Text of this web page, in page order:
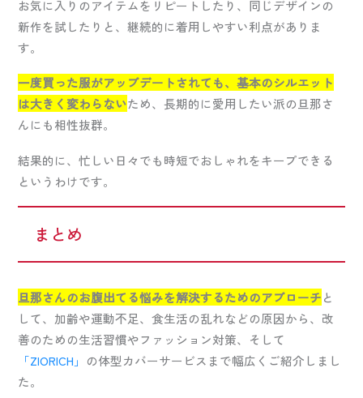
お気に入りのアイテムをリピートしたり、同じデザインの
新作を試したりと、継続的に着用しやすい利点がありま
す。
一度買った服がアップデートされても、基本のシルエット
は大きく変わらないため、長期的に愛用したい派の旦那さ
んにも相性抜群。
結果的に、忙しい日々でも時短でおしゃれをキープできる
というわけです。
まとめ
旦那さんのお腹出てる悩みを解決するためのアプローチと
して、加齢や運動不足、食生活の乱れなどの原因から、改
善のための生活習慣やファッション対策、そして
「ZIORICH」 の体型カバーサービスまで幅広くご紹介しまし
た。